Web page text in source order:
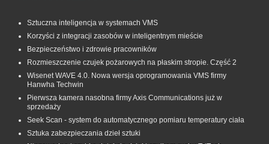
Sztuczna inteligencja w systemach VMS
Korzyści z integracji zasobów w inteligentnym mieście
Bezpieczeństwo i zdrowie pracowników
Rozmieszczenie czujek pożarowych na płaskim stropie. Część 2
Wisenet WAVE 4.0. Nowa wersja oprogramowania VMS firmy
Hanwha Techwin
Pierwsza kamera nasobna firmy Axis Communications już w
sprzedaży
Seek Scan - system do automatycznego pomiaru temperatury ciała
Sztuka zabezpieczania dzieł sztuki